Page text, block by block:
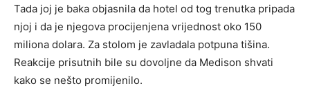
Tada joj je baka objasnila da hotel od tog trenutka pripada
njoj i da je njegova procijenjena vrijednost oko 150
miliona dolara. Za stolom je zavladala potpuna tišina.
Reakcije prisutnih bile su dovoljne da Medison shvati
kako se nešto promijenilo.